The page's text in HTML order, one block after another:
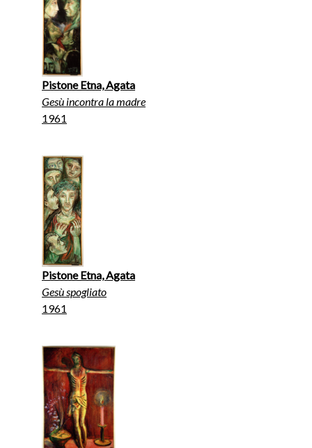
Pistone Etna, Agata
Gesù incontra la madre
1961
Pistone Etna, Agata
Gesù spogliato
1961